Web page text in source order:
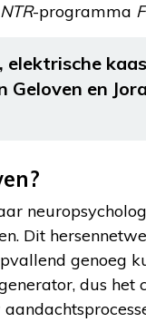
NTR-programma
elektrische
Geloven en
Dit
genoeg
dus het